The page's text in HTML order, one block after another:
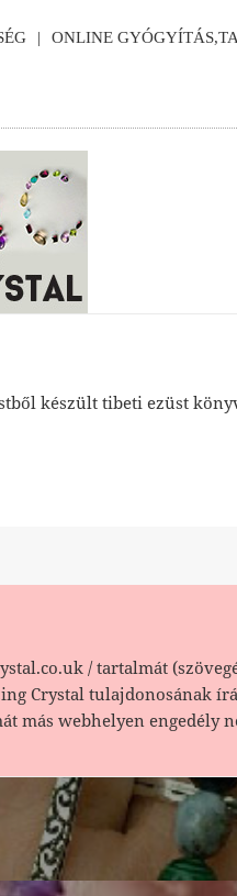
ONLINE
készült tibeti ezüst
/ tartalmát
Crystal tulajdonosának
más webhelyen engedély